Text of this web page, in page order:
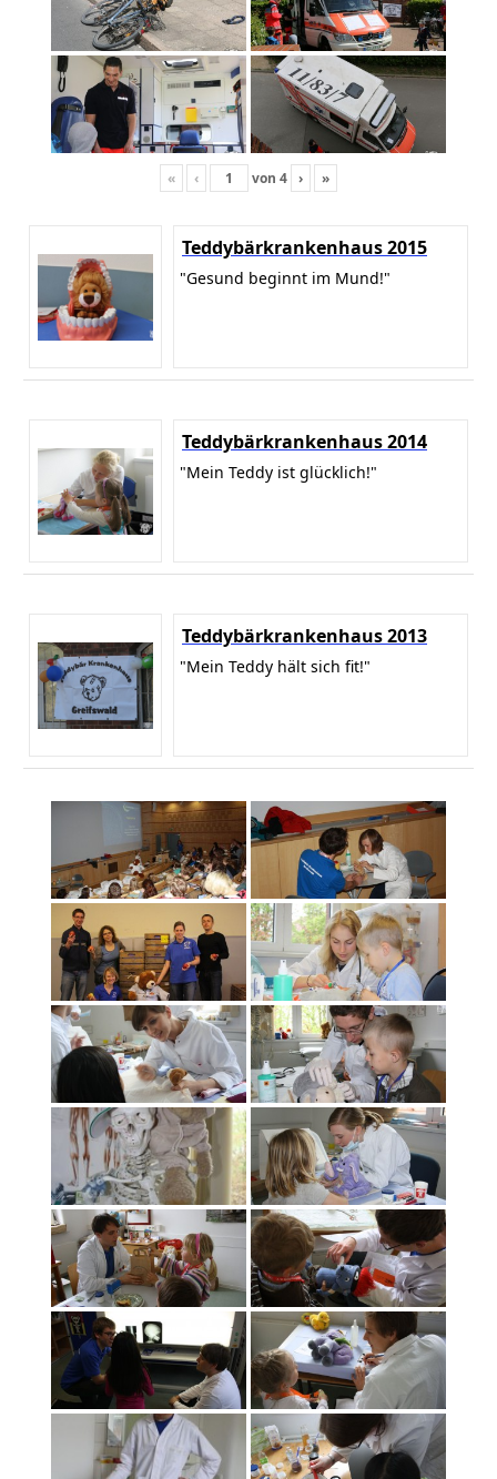
« ‹ von 4 › »
Teddybärkrankenhaus 2015
"Gesund beginnt im Mund!"
Teddybärkrankenhaus 2014
"Mein Teddy ist glücklich!"
Teddybärkrankenhaus 2013
"Mein Teddy hält sich fit!"